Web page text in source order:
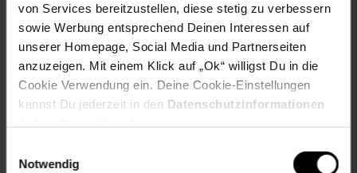
von Services bereitzustellen, diese stetig zu verbessern
sowie Werbung entsprechend Deinen Interessen auf
unserer Homepage, Social Media und Partnerseiten
anzuzeigen. Mit einem Klick auf „Ok“ willigst Du in die
Cookie Verwendung ein. Deine Cookie-Einstellungen
kannst Du jederzeit in den Datenschutzinformationen
Notwendig
Fußzeile
Weitere Online-Angebote
Netto Reisen TV-Shop Weinwelt